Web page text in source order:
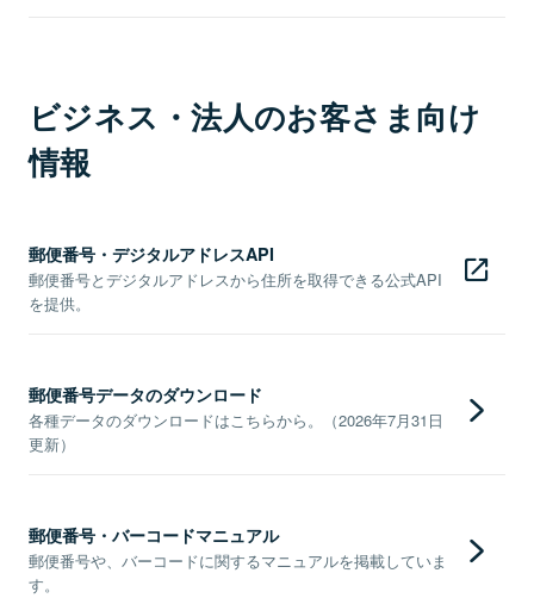
ビジネス・法人のお客さま向け
情報
郵便番号・デジタルアドレスAPI
郵便番号とデジタルアドレスから住所を取得できる公式API
を提供。
郵便番号データのダウンロード
各種データのダウンロードはこちらから。（2026年7月31日
更新）
郵便番号・バーコードマニュアル
郵便番号や、バーコードに関するマニュアルを掲載していま
す。